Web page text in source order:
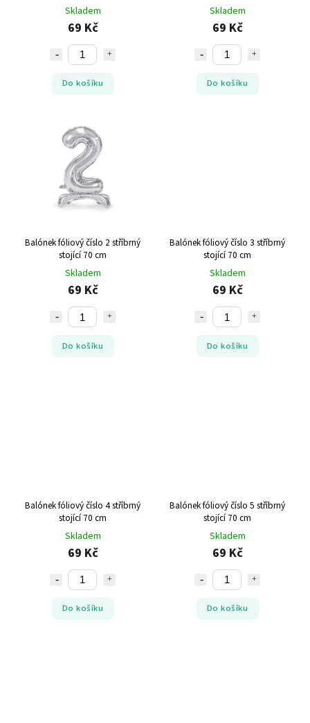
Skladem
69 Kč
Do košíku
Skladem
69 Kč
Do košíku
Balónek fóliový číslo 2 stříbrný
stojící 70 cm
Skladem
69 Kč
Do košíku
Balónek fóliový číslo 3 stříbrný
stojící 70 cm
Skladem
69 Kč
Do košíku
Balónek fóliový číslo 4 stříbrný
stojící 70 cm
Skladem
69 Kč
Do košíku
Balónek fóliový číslo 5 stříbrný
stojící 70 cm
Skladem
69 Kč
Do košíku